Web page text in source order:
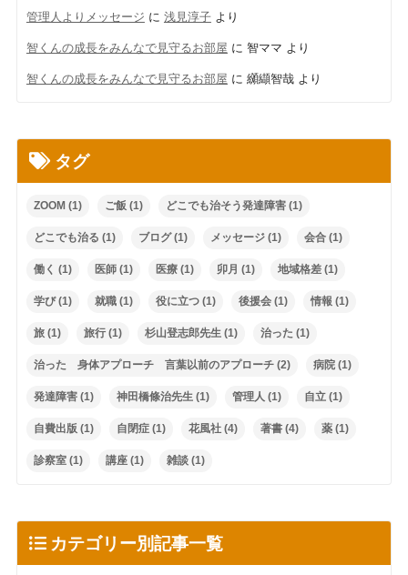
管理人よりメッセージ に 浅見淳子より
智くんの成長をみんなで見守るお部屋 に 智ママ より
智くんの成長をみんなで見守るお部屋 に 纐纈智哉より
タグ
ZOOM (1) ご飯(1) どこでも治そう発達障害(1)
どこでも治る (1) ブログ(1) メッセージ(1) 会合(1)
働く (1) 医師(1) 医療(1) 卯月 (1) 地域格差(1)
学び(1) 就職(1) 役に立つ(1) 後援会(1) 情報 (1)
旅(1) 旅行(1) 杉山登志郎先生(1) 治った (1)
治った 身体アプローチ 言葉以前のアプローチ(2) 病院(1)
発達障害(1) 神田橋條治先生(1) 管理人 (1) 自立(1)
自費出版 (1) 自閉症(1) 花風社(4) 著書(4) 薬(1)
診察室(1) 講座(1) 雑談(1)
カテゴリー別記事一覧